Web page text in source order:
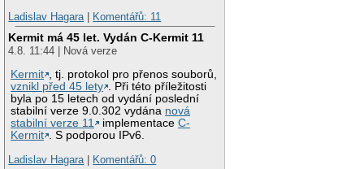
Ladislav Hagara | Komentářů: 11
Kermit má 45 let. Vydán C-Kermit 11
4.8. 11:44 | Nová verze
Kermit , tj. protokol pro přenos souborů,
vznikl před 45 lety . Při této příležitosti
byla po 15 letech od vydání poslední
stabilní verze 9.0.302 vydána nová
stabilní verze 11
implementaceC-
Kermit . S podporou IPv6.
Ladislav Hagara | Komentářů: 0